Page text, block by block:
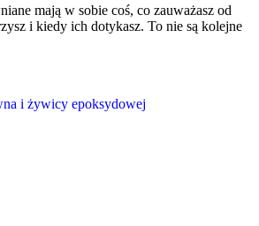
mają w sobie coś, co zauważasz od
i kiedy ich dotykasz. To nie są kolejne